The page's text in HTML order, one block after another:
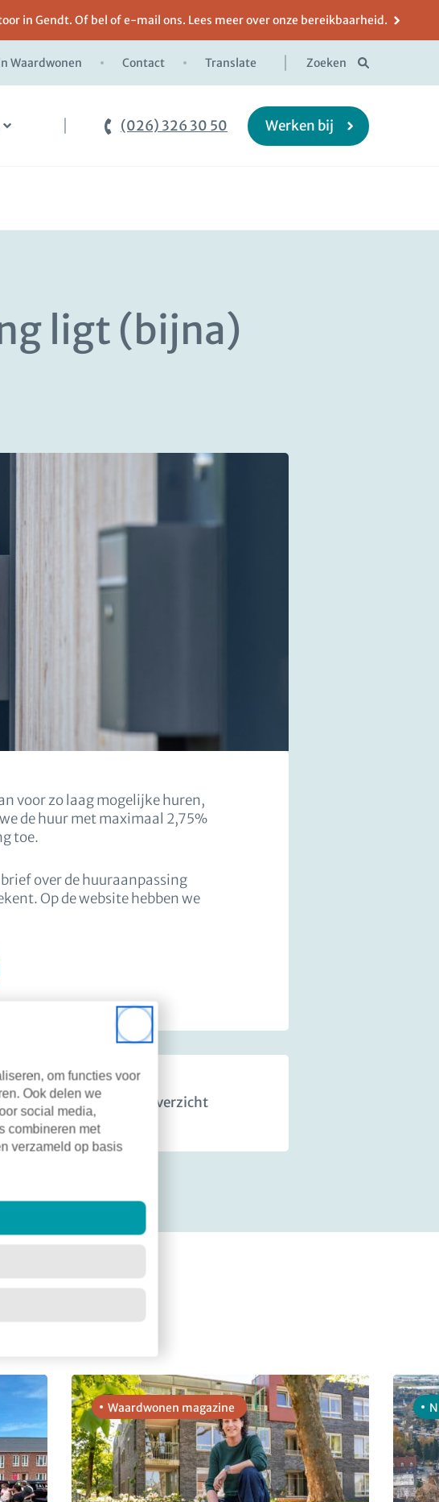
Close
om functies voor
Ook delen we
social media,
combineren met
verzameld op basis
in Gendt. Of bel of e-mail ons. Lees meer over onze bereikbaarheid.
Waardwonen Contact Translate Zoeken
(026) 326 30 50 Werken bij
ligt (bijna)
voor zo laag mogelijke huren,
de huur met maximaal 2,75%
toe.
over de huuraanpassing
Op de website hebben we
Terug naar overzicht
Waardwonen magazine